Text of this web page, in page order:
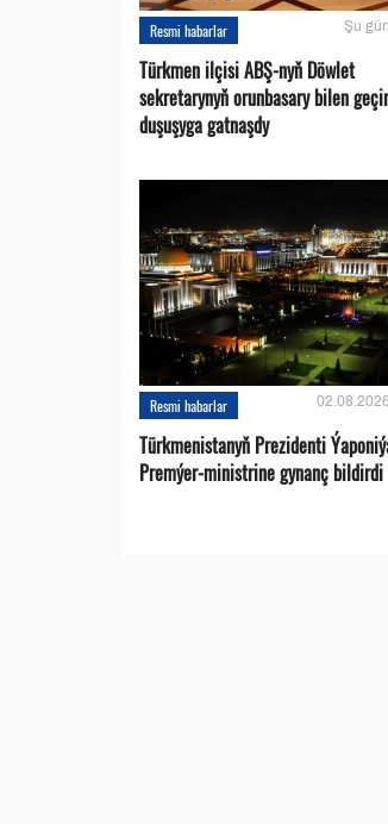
Resmi habarlar Şu
Türkmen ilçisi ABŞ-nyň Döwlet
sekretarynyň orunbasary bilen
duşuşyga gatnaşdy
Resmi habarlar
Türkmenistanyň Prezidenti
Premýer-ministrine gynanç bildirdi